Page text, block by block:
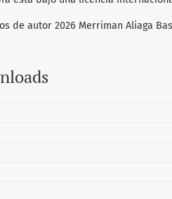
de autor 2026 Merriman Aliaga